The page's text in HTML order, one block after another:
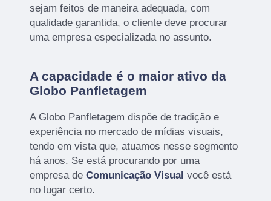
sejam feitos de maneira adequada, com
qualidade garantida, o cliente deve procurar
uma empresa especializada no assunto.
A capacidade é o maior ativo da
Globo Panfletagem
A Globo Panfletagem dispõe de tradição e
experiência no mercado de mídias visuais,
tendo em vista que, atuamos nesse segmento
há anos. Se está procurando por uma
empresa deComunicação Visual você está
no lugar certo.